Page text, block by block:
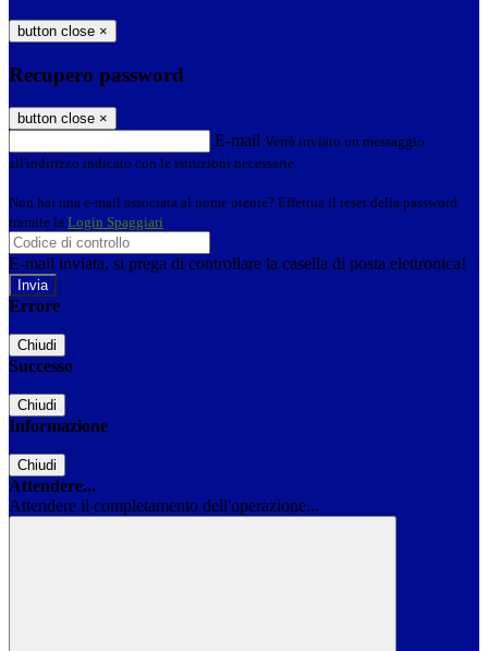
button close ×
Recupero password
button close ×
E-mail Verrà inviato un messaggio
all'indirizzo indicato con le istruzioni necessarie.
Non hai una e-mail associata al nome utente? Effettua il reset della password
tramite la Login Spaggiari
E-mail inviata, si prega di controllare la casella di posta elettronica!
Errore
Chiudi
Successo
Chiudi
Informazione
Chiudi
Attendere...
Attendere il completamento dell'operazione...